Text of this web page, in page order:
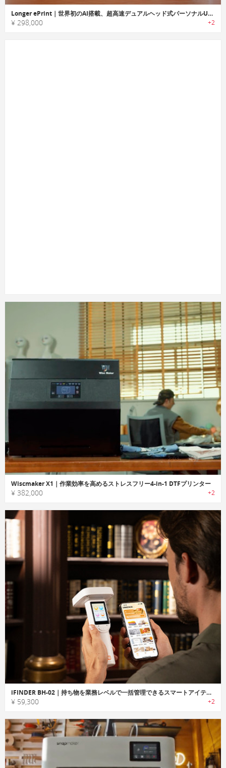
Longer ePrint｜世界初のAI搭載、超高速デュアルヘッド式パーソナルUVプリンター
¥ 298,000 +2
Wiscmaker X1｜作業効率を高めるストレスフリー4-in-1 DTFプリンター
¥ 382,000 +2
iFINDER BH-02｜持ち物を業務レベルで一括管理できるスマートアイテムマネージャー
¥ 59,300 +2